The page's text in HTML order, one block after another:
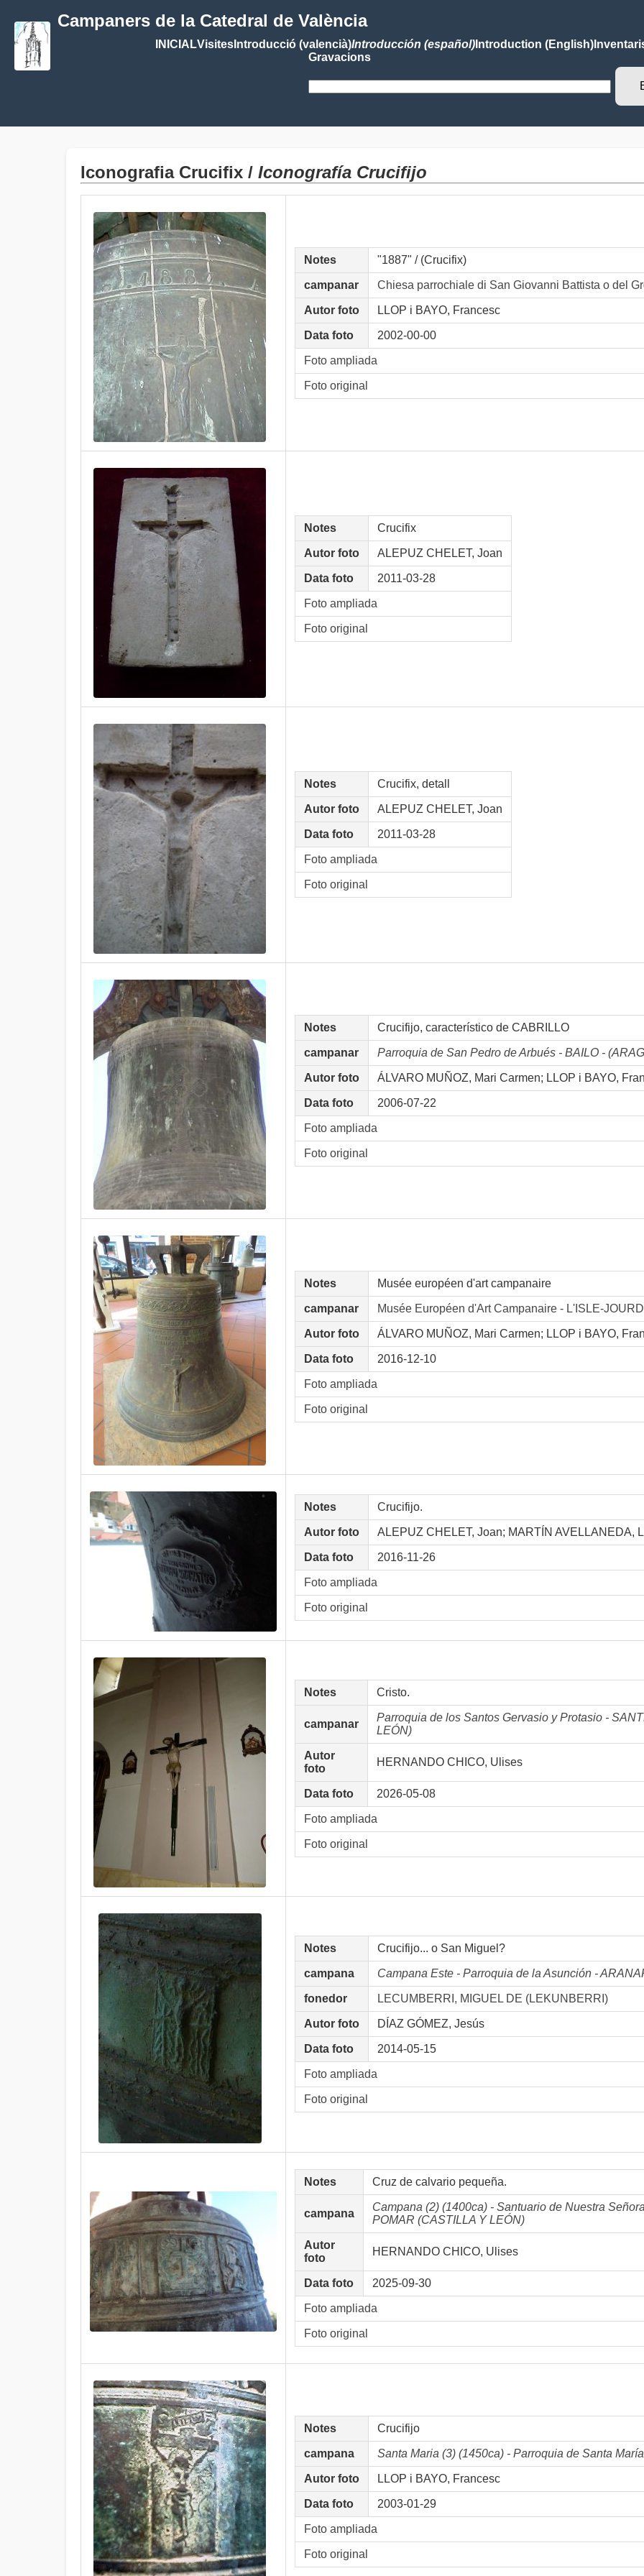
Campaners de la Catedral de València
INICIALVisitesIntroducció (valencià)Introducción (español)Introduction (English)
Gravacions
Iconografia Crucifix / Iconografía Crucifijo
Notes "1887" / (Crucifix)
campanar Chiesa parrochiale di San Giovanni Battista o del
Autor foto LLOP i BAYO, Francesc
Data foto 2002-00-00
Foto ampliada
Foto original
Notes Crucifix
Autor foto ALEPUZ CHELET, Joan
Data foto 2011-03-28
Foto ampliada
Foto original
Notes Crucifix, detall
Autor foto ALEPUZ CHELET, Joan
Data foto 2011-03-28
Foto ampliada
Foto original
Notes Crucifijo, característico de CABRILLO
campanar Parroquia de San Pedro de Arbués - BAILO -
Autor foto ÁLVARO MUÑOZ, Mari Carmen; LLOP i BAYO,
Data foto 2006-07-22
Foto ampliada
Foto original
Notes Musée européen d'art campanaire
campanar Musée Européen d'Art Campanaire - L'ISLE-
Autor foto ÁLVARO MUÑOZ, Mari Carmen; LLOP i BAYO,
Data foto 2016-12-10
Foto ampliada
Foto original
Notes Crucifijo.
Autor foto ALEPUZ CHELET, Joan; MARTÍN AVELLANEDA,
Data foto 2016-11-26
Foto ampliada
Foto original
Notes Cristo.
campanar
Parroquia de los Santos Gervasio y Protasio -
LEÓN)
Autor
foto
HERNANDO CHICO, Ulises
Data foto 2026-05-08
Foto ampliada
Foto original
Notes Crucifijo... o San Miguel?
campana Campana Este - Parroquia de la Asunción -
fonedor LECUMBERRI, MIGUEL DE (LEKUNBERRI)
Autor foto DÍAZ GÓMEZ, Jesús
Data foto 2014-05-15
Foto ampliada
Foto original
Notes Cruz de calvario pequeña.
campana
Campana (2) (1400ca) - Santuario de Nuestra
POMAR (CASTILLA Y LEÓN)
Autor
foto
HERNANDO CHICO, Ulises
Data foto 2025-09-30
Foto ampliada
Foto original
Notes Crucifijo
campana Santa Maria (3) (1450ca) - Parroquia de Santa
Autor foto LLOP i BAYO, Francesc
Data foto 2003-01-29
Foto ampliada
Foto original